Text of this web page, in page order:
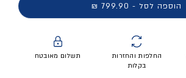
הוספה לסל - 799.90 ₪
החלפות והחזרות
בקלות
תשלום מאובטח